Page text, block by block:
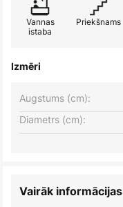
Vannas
istaba
Priekšnams
Izmēri
Augstums (cm):
Diametrs (cm):
Vairāk informācijas